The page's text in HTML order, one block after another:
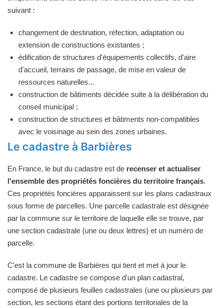
suivant :
changement de destination, réfection, adaptation ou
extension de constructions existantes ;
édification de structures d'équipements collectifs, d'aire
d'accueil, terrains de passage, de mise en valeur de
ressources naturelles...
construction de bâtiments décidée suite à la délibération du
conseil municipal ;
construction de structures et bâtiments non-compatibles
avec le voisinage au sein des zones urbaines.
Le cadastre à Barbières
En France, le but du cadastre est de recenser et actualiser
l'ensemble des propriétés foncières du territoire français.
Ces propriétés foncières apparaissent sur les plans cadastraux
sous forme de parcelles. Une parcelle cadastrale est désignée
par la commune sur le territoire de laquelle elle se trouve, par
une section cadastrale (une ou deux lettres) et un numéro de
parcelle.
C'est la commune de Barbières qui tient et met à jour le
cadastre. Le cadastre se compose d'un plan cadastral,
composé de plusieurs feuilles cadastrales (une ou plusieurs par
section, les sections étant des portions territoriales de la